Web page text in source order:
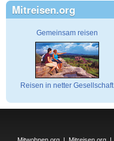
Mitreisen.org
Gemeinsam reisen
Reisen in netter Gesellschaft